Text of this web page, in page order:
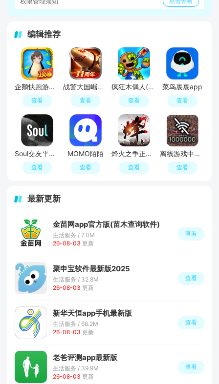
编辑推荐
企鹅快跑游戏最新版
查看
战警大国崛起手游
查看
疯狂木偶人(Kick The Buddy)
查看
菜鸟裹裹app
查看
Soul交友平台软件官方APP最新版
查看
MOMO陌陌
查看
烽火之争正版官方最新版
查看
离线游戏中心安卓版(离线游戏大合集)
查看
最新更新
金苗网app官方版(苗木查询软件)
生活服务 / 7.0M
26-08-03 更新
查看
聚申宝软件最新版2025
生活服务 / 32.8M
26-08-03 更新
查看
新华天恒app手机最新版
生活服务 / 68.2M
26-08-03 更新
查看
老爸评测app最新版
生活服务 / 39.9M
26-08-03 更新
查看